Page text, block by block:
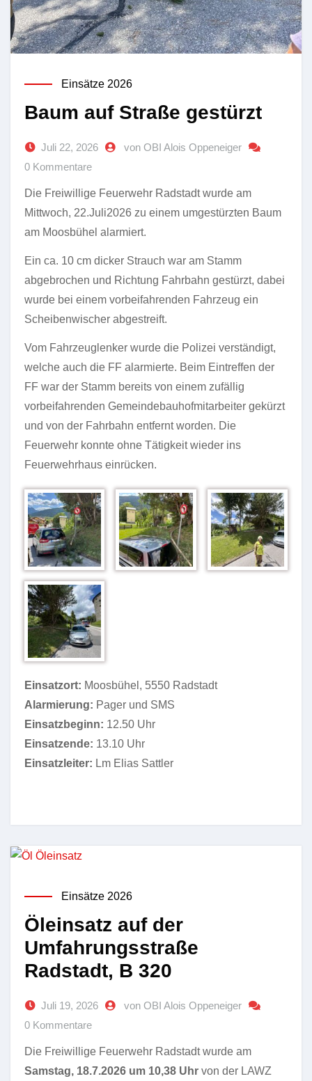
Einsätze 2026
Baum auf Straße gestürzt
Juli 22, 2026
von OBI Alois Oppeneiger
0 Kommentare
Die Freiwillige Feuerwehr Radstadt wurde am
Mittwoch, 22.Juli2026 zu einem umgestürzten Baum
am Moosbühel alarmiert.
Ein ca. 10 cm dicker Strauch war am Stamm
abgebrochen und Richtung Fahrbahn gestürzt, dabei
wurde bei einem vorbeifahrenden Fahrzeug ein
Scheibenwischer abgestreift.
Vom Fahrzeuglenker wurde die Polizei verständigt,
welche auch die FF alarmierte. Beim Eintreffen der
FF war der Stamm bereits von einem zufällig
vorbeifahrenden Gemeindebauhofmitarbeiter gekürzt
und von der Fahrbahn entfernt worden. Die
Feuerwehr konnte ohne Tätigkeit wieder ins
Feuerwehrhaus einrücken.
Einsatzort: Moosbühel, 5550 Radstadt
Alarmierung: Pager und SMS
Einsatzbeginn: 12.50 Uhr
Einsatzende: 13.10 Uhr
Einsatzleiter: Lm Elias Sattler
Einsätze 2026
Öleinsatz auf der
Umfahrungsstraße
Radstadt, B 320
Juli 19, 2026
von OBI Alois Oppeneiger
0 Kommentare
Die Freiwillige Feuerwehr Radstadt wurde am
Samstag, 18.7.2026 um 10,38 Uhr von der LAWZ